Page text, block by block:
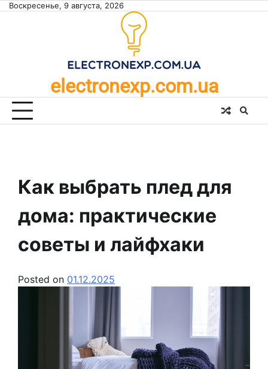
SkipВоскресенье, 9 августа, 2026
electronexp.com.ua
Как выбрать плед для
дома: практические
советы и лайфхаки
Posted on 01.12.2025